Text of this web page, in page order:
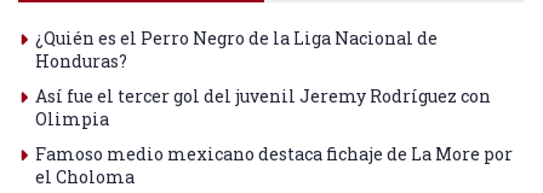
¿Quién es el Perro Negro de la Liga Nacional de
Honduras?
Así fue el tercer gol del juvenil Jeremy Rodríguez con
Olimpia
Famoso medio mexicano destaca fichaje de La More por
el Choloma